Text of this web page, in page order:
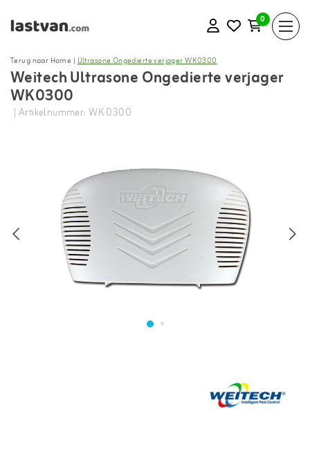
0
Terug naar Home |Ultrasone Ongedierte verjager WK0300
Weitech Ultrasone Ongedierte verjager
WK0300
| Artikelnummer: WK 0300